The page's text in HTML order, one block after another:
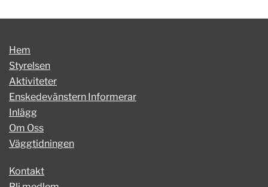
Hem
Styrelsen
Aktiviteter
Enskedevänstern Informerar
Inlägg
Om Oss
Väggtidningen
Kontakt